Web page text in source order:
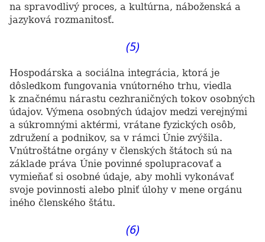
na spravodlivý proces, a kultúrna, náboženská a
jazyková rozmanitosť.
(5)
Hospodárska a sociálna integrácia, ktorá je
dôsledkom fungovania vnútorného trhu, viedla
k značnému nárastu cezhraničných tokov osobných
údajov. Výmena osobných údajov medzi verejnými
a súkromnými aktérmi, vrátane fyzických osôb,
združení a podnikov, sa v rámci Únie zvýšila.
Vnútroštátne orgány v členských štátoch sú na
základe práva Únie povinné spolupracovať a
vymieňať si osobné údaje, aby mohli vykonávať
svoje povinnosti alebo plniť úlohy v mene orgánu
iného členského štátu.
(6)